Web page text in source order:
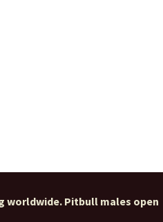
worldwide. Pitbull males open